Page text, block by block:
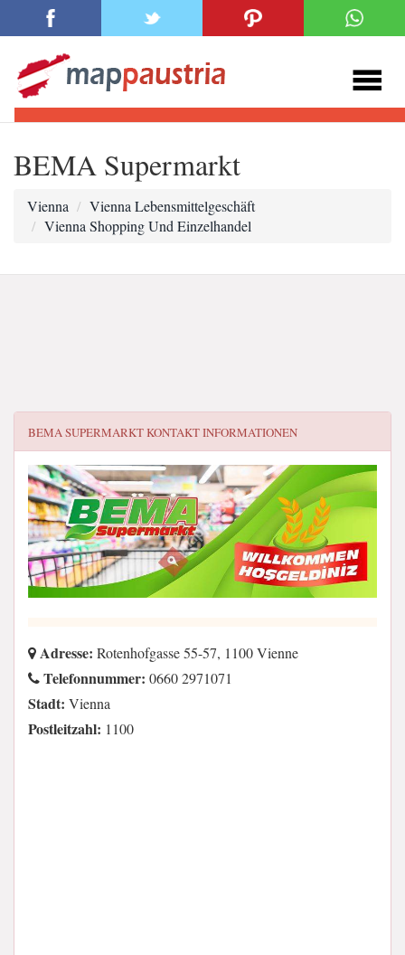
BEMA Supermarkt
Vienna
Vienna Lebensmittelgeschäft
Vienna Shopping Und Einzelhandel
BEMA SUPERMARKTKONTAKT INFORMATIONEN
Adresse: Rotenhofgasse 55-57, 1100 Vienne
Telefonnummer: 0660 2971071
Stadt: Vienna
Postleitzahl: 1100